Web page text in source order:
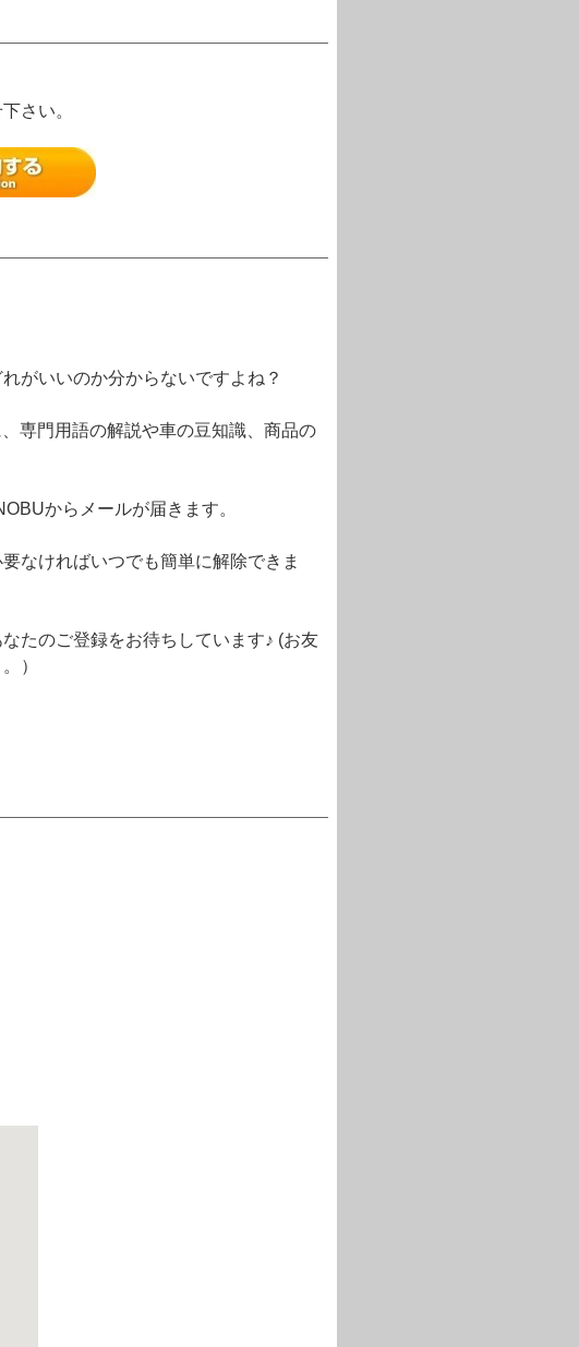
さい。
がいいのか分からないですよね？
専門用語の解説や車の豆知識、商品の
からメールが届きます。
なければいつでも簡単に解除できま
たのご登録をお待ちしています♪ (お友
）